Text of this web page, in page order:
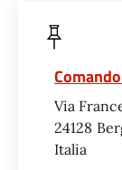
Via
24128
Italia